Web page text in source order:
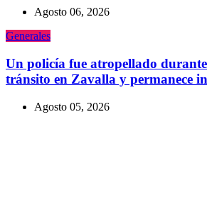
Agosto 06, 2026
Generales
Un policía fue atropellado
tránsito en Zavalla y permanece
Agosto 05, 2026